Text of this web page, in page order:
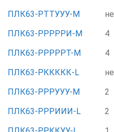
ПЛК63-РТТУУУ-М
ПЛК63-РРРРРИ-М
4
ПЛК63-РРРРРТ-М
4
ПЛК63-РККККК-L
ПЛК63-РРРУУУ-М
2
ПЛК63-РРРИИИ-L
2